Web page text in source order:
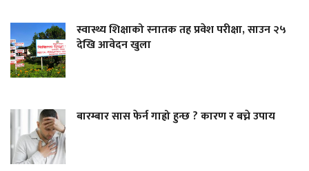
स्वास्थ्य शिक्षाको स्नातक तह प्रवेश परीक्षा, साउन २५
देखि आवेदन खुला
बारम्बार सास फेर्न गाह्रो हुन्छ ? कारण र बच्ने उपाय